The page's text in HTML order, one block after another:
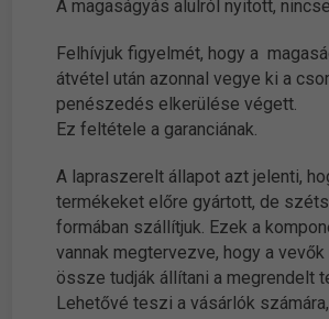
A magaságyás alulról nyitott,
Felhívjuk figyelmét, hogy a
átvétel után azonnal vegye ki a
penészedés elkerülése végett.
Ez feltétele a garanciának.
A lapraszerelt állapot azt jelenti,
termékeket előre gyártott, de
formában szállítjuk. Ezek a
vannak megtervezve, hogy a
össze tudják állítani a megrendelt
Lehetővé teszi a vásárlók